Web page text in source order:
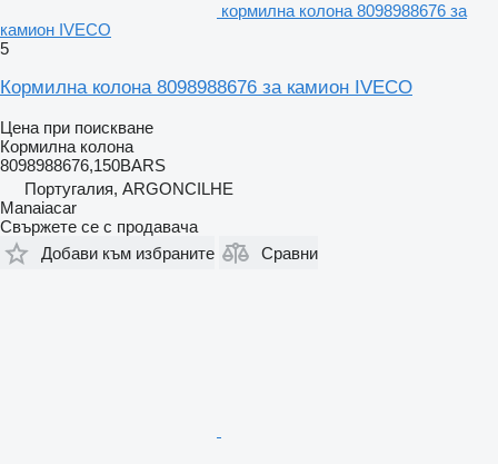
кормилна колона 8098988676 за
камион IVECO
5
Кормилна колона 8098988676 за камион IVECO
Цена при поискване
Кормилна колона
8098988676,150BARS
Португалия, ARGONCILHE
Manaiacar
Свържете се с продавача
Добави към избраните
Сравни